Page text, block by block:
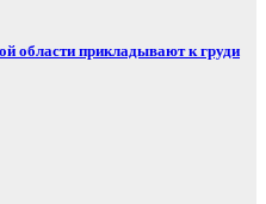
области прикладывают к груди